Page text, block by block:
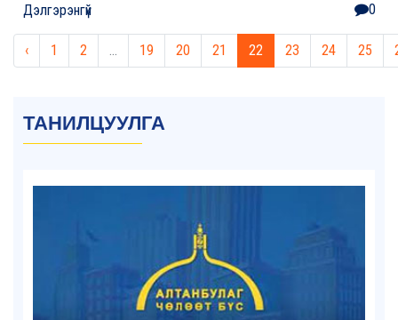
ТАНИЛЦУУЛГА
Дэлгэрэнгүй 0
‹ 1 2 ... 19 20 21 22 23 24 25